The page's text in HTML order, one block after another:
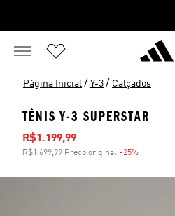
Página Inicial / Y-3 / Calçados
TÊNIS Y-3 SUPERSTAR
Preço com desconto
R$1.199,99
R$1.699,99 Preço original -25%